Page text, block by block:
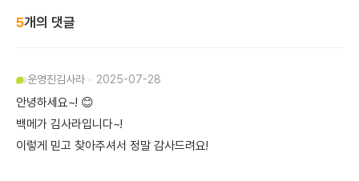
5개의 댓글
운영진김사라 2025-07-28
안녕하세요~! 😊
백메가 김사라입니다~!
이렇게 믿고 찾아주셔서 정말 감사드려요!